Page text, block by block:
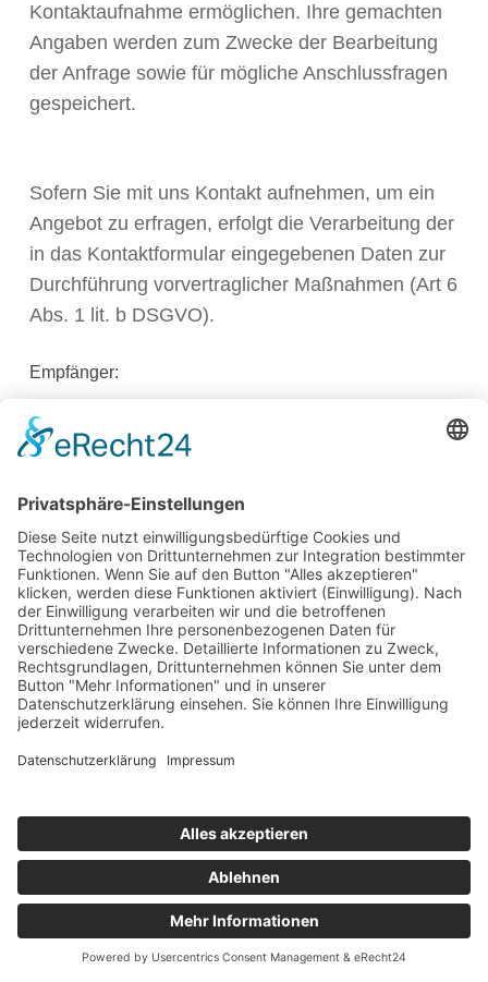
Kontaktaufnahme ermöglichen. Ihre gemachten
Angaben werden zum Zwecke der Bearbeitung
der Anfrage sowie für mögliche Anschlussfragen
gespeichert.
Sofern Sie mit uns Kontakt aufnehmen, um ein
Angebot zu erfragen, erfolgt die Verarbeitung der
in das Kontaktformular eingegebenen Daten zur
Durchführung vorvertraglicher Maßnahmen (Art 6
Abs. 1 lit. b DSGVO).
Empfänger:
Auftragsverarbeiter.
Speicherdauer:
Daten werden spätestens 6 Monate nach
Bearbeitung der Anfrage gelöscht.
Sofern es zu einem Vertragsverhältnis kommt,
unterliegen wir den gesetzlichen
Aufbewahrungsfristen nach HGB und löschen
Die Bereitstellung Ihrer personenbezogenen
Daten erfolgt freiwillig. Wir können Ihre Anfrage
jedoch nur bearbeiten, sofern Sie uns Ihren
Namen, Ihre E-Mail-Adresse und den Grund der
Anfrage mitteilen.